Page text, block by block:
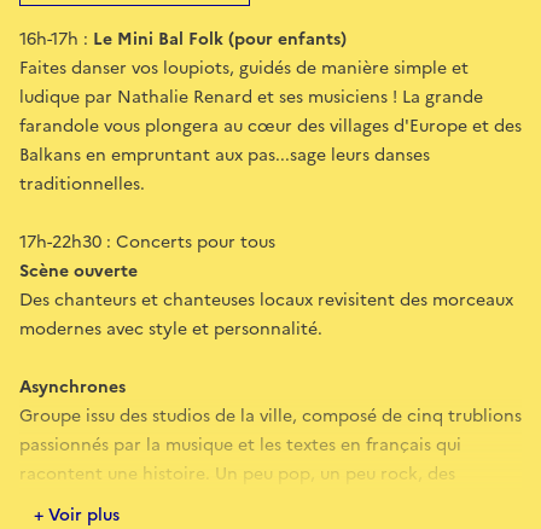
16h-17h : Le Mini Bal Folk (pour enfants)
Faites danser vos loupiots, guidés de manière simple et
ludique par Nathalie Renard et ses musiciens ! La grande
farandole vous plongera au cœur des villages d'Europe et des
Balkans en empruntant aux pas...sage leurs danses
traditionnelles.
17h-22h30 : Concerts pour tous
Scène ouverte
Des chanteurs et chanteuses locaux revisitent des morceaux
modernes avec style et personnalité.
Asynchrones
Groupe issu des studios de la ville, composé de cinq trublions
passionnés par la musique et les textes en français qui
racontent une histoire. Un peu pop, un peu rock, des
ambiances originales, sur des sujets actuels ou intemporels.
+ Voir plus